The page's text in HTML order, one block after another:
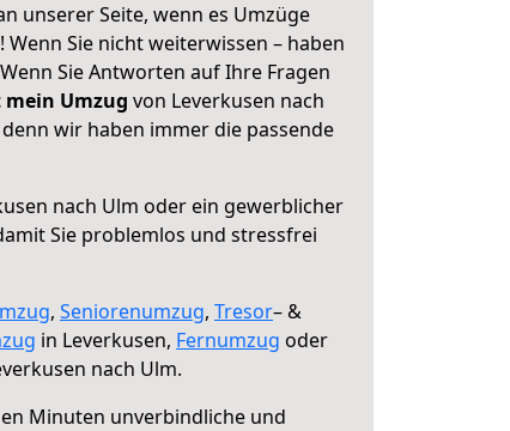
unserer Seite, wenn es Umzüge
Sie nicht weiterwissen – haben
Sie Antworten auf Ihre Fragen
Umzug von Leverkusen nach
wir haben immer die passende
nach Ulm oder ein gewerblicher
Sie problemlos und stressfrei
, Seniorenumzug, Tresor– &
in Leverkusen, Fernumzug oder
nach Ulm.
Minuten unverbindliche und